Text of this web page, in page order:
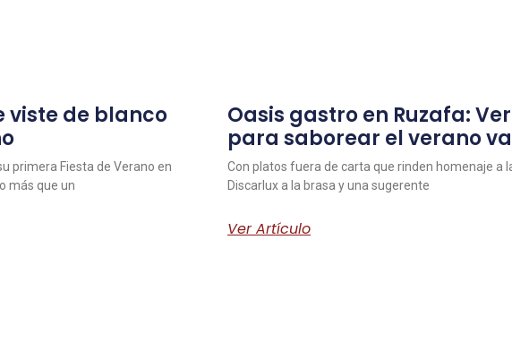
viste de blanco
primera Fiesta de Verano en
más que un
Oasis gastro en Ruzafa:
para saborear el verano
Con platos fuera de carta que rinden homenaje a
Discarlux a la brasa y una sugerente
Ver Artículo